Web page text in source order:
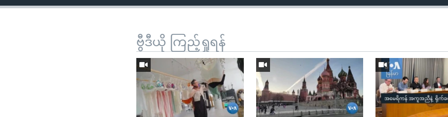
ဗွီဒီယို ကြည့်ရှုရန်